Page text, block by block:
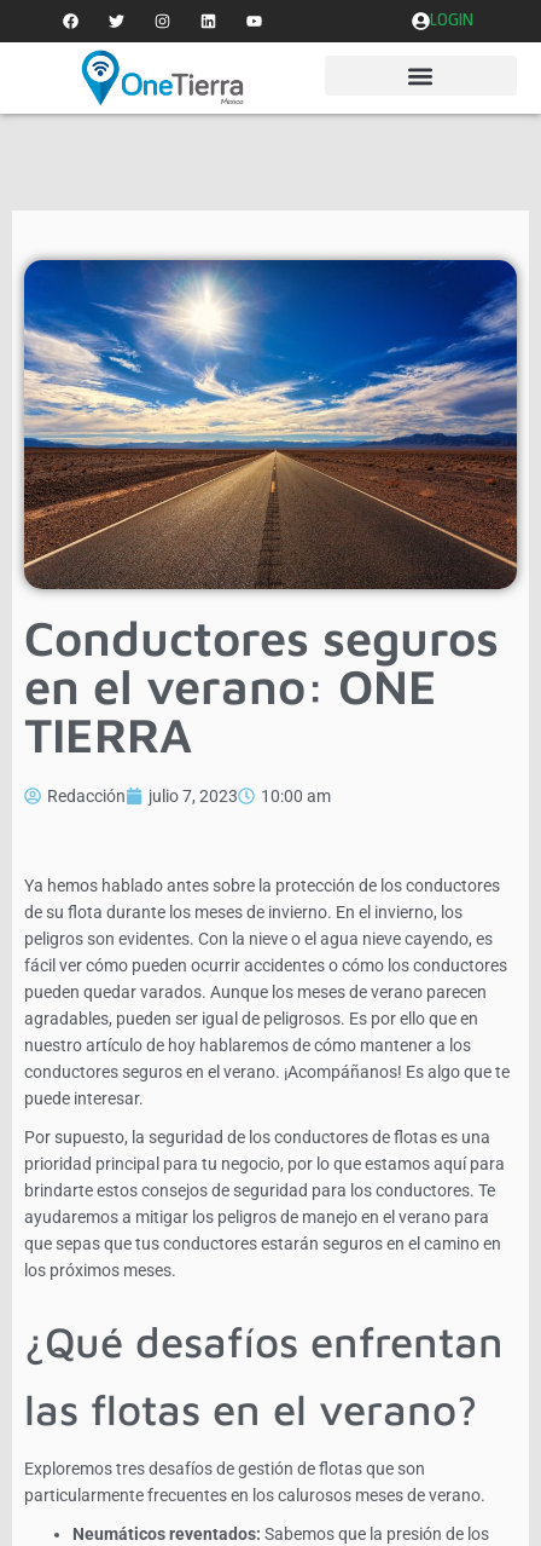
LOGIN
Conductores seguros
en el verano: ONE
TIERRA
Redacción julio 7, 2023 10:00 am
Ya hemos hablado antes sobre la protección de los conductores
de su flota durante los meses de invierno. En el invierno, los
peligros son evidentes. Con la nieve o el agua nieve cayendo, es
fácil ver cómo pueden ocurrir accidentes o cómo los conductores
pueden quedar varados. Aunque los meses de verano parecen
agradables, pueden ser igual de peligrosos. Es por ello que en
nuestro artículo de hoy hablaremos de cómo mantener a los
conductores seguros en el verano. ¡Acompáñanos! Es algo que te
puede interesar.
Por supuesto, la seguridad de los conductores de flotas es una
prioridad principal para tu negocio, por lo que estamos aquí para
brindarte estos consejos de seguridad para los conductores. Te
ayudaremos a mitigar los peligros de manejo en el verano para
que sepas que tus conductores estarán seguros en el camino en
los próximos meses.
¿Qué desafíos enfrentan
las flotas en el verano?
Exploremos tres desafíos de gestión de flotas que son
particularmente frecuentes en los calurosos meses de verano.
Neumáticos reventados: Sabemos que la presión de los